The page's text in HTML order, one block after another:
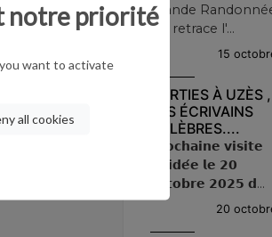
à
Grande
qui retrace l'...
15
SORTIES À UZÈS ,
LES ÉCRIVAINS
CÉLÈBRES....
𝗣𝗿𝗼𝗰𝗵𝗮𝗶𝗻𝗲 𝘃𝗶𝘀𝗶𝘁𝗲
𝗴𝘂𝗶𝗱𝗲́𝗲 𝗹𝗲 𝟮𝟬
𝗼𝗰𝘁𝗼𝗯𝗿𝗲 𝟮𝟬𝟮𝟱 𝗱...
20
notre priorité
want to activate
all cookies